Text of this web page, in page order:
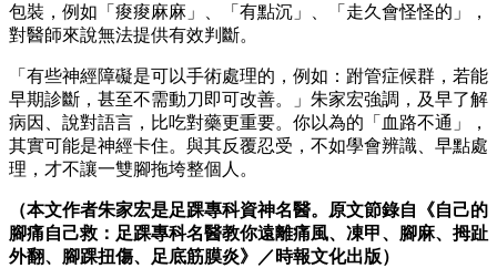
包裝，例如「痠痠麻麻」、「有點沉」、「走久會怪怪的」，
對醫師來說無法提供有效判斷。
「有些神經障礙是可以手術處理的，例如：跗管症候群，若能
早期診斷，甚至不需動刀即可改善。」朱家宏強調，及早了解
病因、說對語言，比吃對藥更重要。你以為的「血路不通」，
其實可能是神經卡住。與其反覆忍受，不如學會辨識、早點處
理，才不讓一雙腳拖垮整個人。
（本文作者朱家宏是足踝專科資神名醫。 原文節錄自《自己的
腳痛自己救：足踝專科名醫教你遠離痛風、凍甲、腳麻、拇趾
外翻、腳踝扭傷、足底筋膜炎》／時報文化出版）